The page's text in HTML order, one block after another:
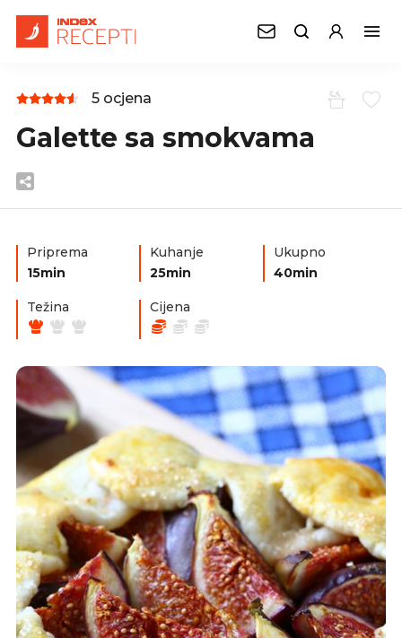
5 ocjena
Galette sa smokvama
Priprema
15min
Kuhanje
25min
Ukupno
40min
Težina Cijena